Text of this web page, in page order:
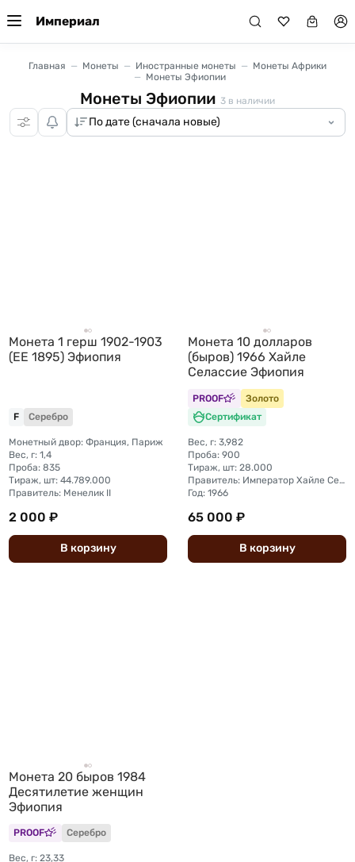
Империал
Главная Монеты Иностранные монеты
Монеты Африки
Монеты Эфиопии
Монеты Эфиопии 3 в наличии
Монета 1 герш 1902-1903
(EE 1895) Эфиопия
F Серебро
Монетный двор: Франция, Париж
Вес, г: 1,4
Проба: 835
Тираж, шт: 44.789.000
Правитель: Менелик II
2 000 ₽
В корзину
Монета 10 долларов
(быров) 1966 Хайле
Селассие Эфиопия
PROOF
Золото
Сертификат
Вес, г: 3,982
Проба: 900
Тираж, шт: 28.000
Правитель: Император Хайле Селассие I (1944 - 1976)
Год: 1966
65 000 ₽
В корзину
Монета 20 быров 1984
Десятилетие женщин
Эфиопия
PROOF Серебро
Вес, г: 23,33